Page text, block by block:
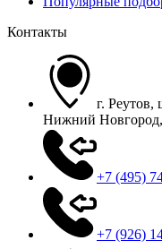
Контакты
г. Реутов,
Нижний
+7 (495)
+7 (926)